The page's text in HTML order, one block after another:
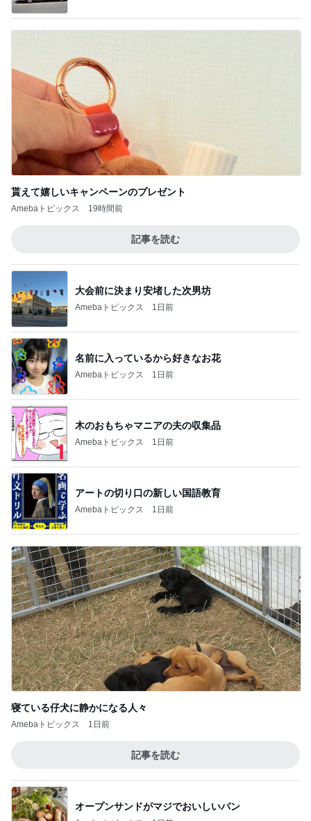
貰えて嬉しいキャンペーンのプレゼント
Amebaトピックス 19時間前
記事を読む
大会前に決まり安堵した次男坊
Amebaトピックス 1日前
名前に入っているから好きなお花
Amebaトピックス 1日前
木のおもちゃマニアの夫の収集品
Amebaトピックス 1日前
アートの切り口の新しい国語教育
Amebaトピックス 1日前
寝ている仔犬に静かになる人々
Amebaトピックス 1日前
記事を読む
オープンサンドがマジでおいしいパン